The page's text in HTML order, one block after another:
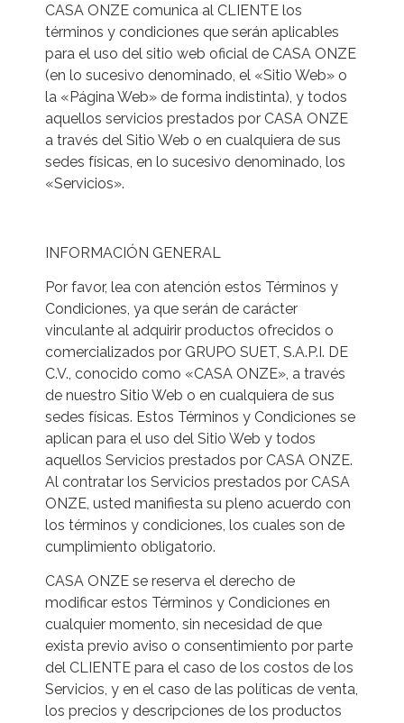
CASA ONZE comunica al CLIENTE los
términos y condiciones que serán aplicables
para el uso del sitio web oficial de CASA ONZE
(en lo sucesivo denominado, el «Sitio Web» o
la «Página Web» de forma indistinta), y todos
aquellos servicios prestados por CASA ONZE
a través del Sitio Web o en cualquiera de sus
sedes físicas, en lo sucesivo denominado, los
«Servicios».
INFORMACIÓN GENERAL
Por favor, lea con atención estos Términos y
Condiciones, ya que serán de carácter
vinculante al adquirir productos ofrecidos o
comercializados por GRUPO SUET, S.A.P.I. DE
C.V., conocido como «CASA ONZE», a través
de nuestro Sitio Web o en cualquiera de sus
sedes físicas. Estos Términos y Condiciones se
aplican para el uso del Sitio Web y todos
aquellos Servicios prestados por CASA ONZE.
Al contratar los Servicios prestados por CASA
ONZE, usted manifiesta su pleno acuerdo con
los términos y condiciones, los cuales son de
cumplimiento obligatorio.
CASA ONZE se reserva el derecho de
modificar estos Términos y Condiciones en
cualquier momento, sin necesidad de que
exista previo aviso o consentimiento por parte
del CLIENTE para el caso de los costos de los
Servicios, y en el caso de las políticas de venta,
los precios y descripciones de los productos